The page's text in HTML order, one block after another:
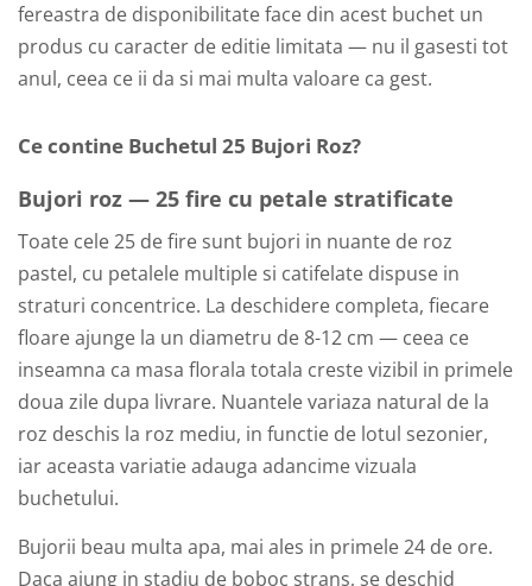
fereastra de disponibilitate face din acest buchet un
produs cu caracter de editie limitata — nu il gasesti tot
anul, ceea ce ii da si mai multa valoare ca gest.
Ce contine Buchetul 25 Bujori Roz?
Bujori roz — 25 fire cu petale stratificate
Toate cele 25 de fire sunt bujori in nuante de roz
pastel, cu petalele multiple si catifelate dispuse in
straturi concentrice. La deschidere completa, fiecare
floare ajunge la un diametru de 8-12 cm — ceea ce
inseamna ca masa florala totala creste vizibil in primele
doua zile dupa livrare. Nuantele variaza natural de la
roz deschis la roz mediu, in functie de lotul sezonier,
iar aceasta variatie adauga adancime vizuala
buchetului.
Bujorii beau multa apa, mai ales in primele 24 de ore.
Daca ajung in stadiu de boboc strans, se deschid